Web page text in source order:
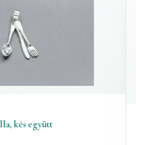
ezüst ékszerszett